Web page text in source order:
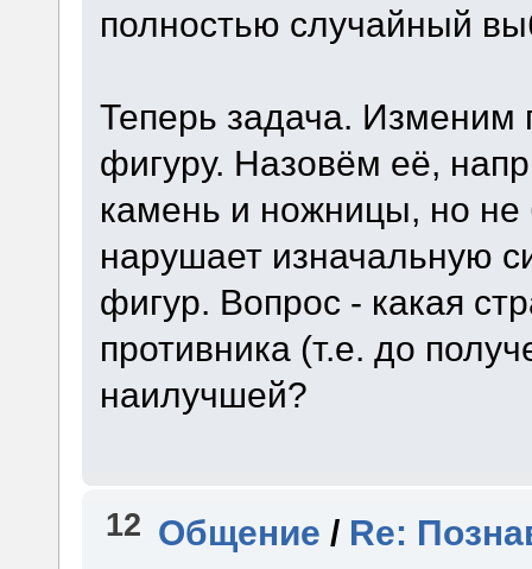
полностью случайный
Теперь задача.
фигуру. Назовём её,
камень и ножницы, но не
нарушает изначальную
фигур. Вопрос - какая
противника (т.е. до
наилучшей?
12 Общение / Re: